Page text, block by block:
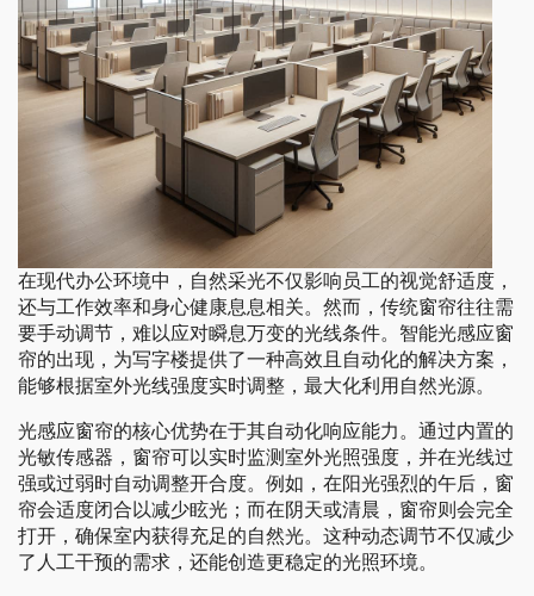
在现代办公环境中，自然采光不仅影响员工的视觉舒适度，
还与工作效率和身心健康息息相关。然而，传统窗帘往往需
要手动调节，难以应对瞬息万变的光线条件。智能光感应窗
帘的出现，为写字楼提供了一种高效且自动化的解决方案，
能够根据室外光线强度实时调整，最大化利用自然光源。
光感应窗帘的核心优势在于其自动化响应能力。通过内置的
光敏传感器，窗帘可以实时监测室外光照强度，并在光线过
强或过弱时自动调整开合度。例如，在阳光强烈的午后，窗
帘会适度闭合以减少眩光；而在阴天或清晨，窗帘则会完全
打开，确保室内获得充足的自然光。这种动态调节不仅减少
了人工干预的需求，还能创造更稳定的光照环境。